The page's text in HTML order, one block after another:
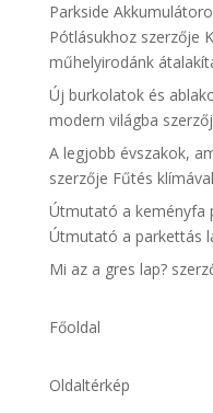
Parkside
Pótlásukhozszerzője
műhelyirodánk
Új burkolatok és
modern világba
A legjobb évszakok,
szerzője Fűtés
Útmutató a keményfa
Útmutató a parkettás
Mi az a gres lap?
Főoldal
Oldaltérkép